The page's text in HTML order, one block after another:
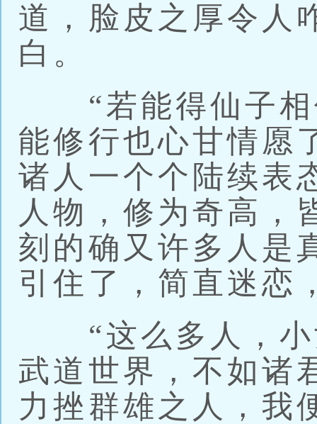
道，脸皮之厚令人
白。
“若能得仙子相
能修行也心甘情愿
诸人一个个陆续表
人物，修为奇高，
刻的确又许多人是
引住了，简直迷恋
“这么多人，小
武道世界，不如诸
力挫群雄之人，我